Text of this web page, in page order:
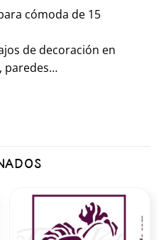
cómoda de 15
de decoración en
paredes…